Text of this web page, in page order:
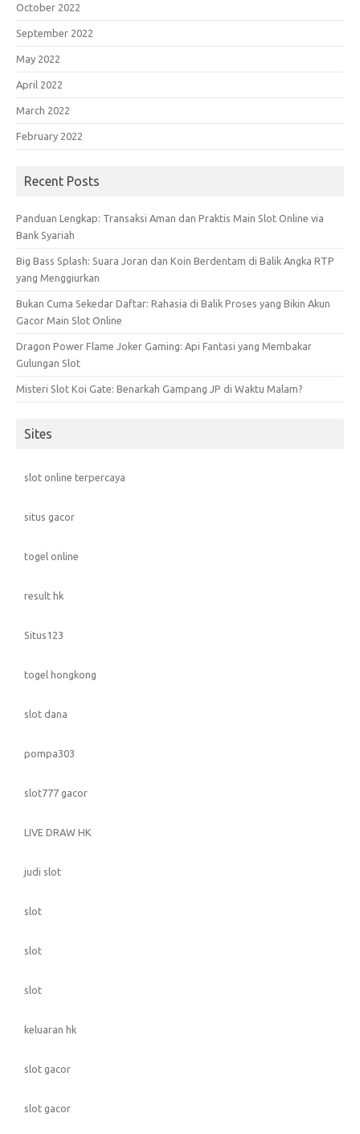
October 2022
September 2022
May 2022
April 2022
March 2022
February 2022
Recent Posts
Panduan Lengkap: Transaksi Aman dan Praktis Main Slot Online via
Bank Syariah
Big Bass Splash: Suara Joran dan Koin Berdentam di Balik Angka RTP
yang Menggiurkan
Bukan Cuma Sekedar Daftar: Rahasia di Balik Proses yang Bikin Akun
Gacor Main Slot Online
Dragon Power Flame Joker Gaming: Api Fantasi yang Membakar
Gulungan Slot
Misteri Slot Koi Gate: Benarkah Gampang JP di Waktu Malam?
Sites
slot online terpercaya
situs gacor
togel online
result hk
Situs123
togel hongkong
slot dana
pompa303
slot777 gacor
LIVE DRAW HK
judi slot
slot
slot
slot
keluaran hk
slot gacor
slot gacor